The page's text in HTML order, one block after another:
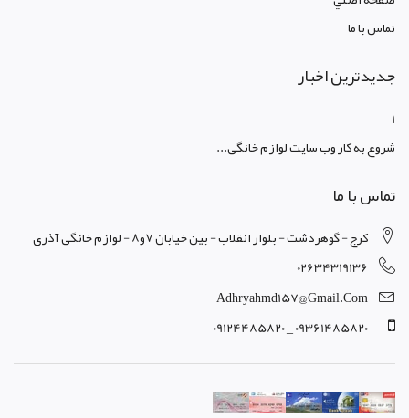
تماس با ما
جدیدترین اخبار
1
شروع به کار وب سایت لوازم خانگی...
تماس با ما
کرج - گوهردشت - بلوار انقلاب - بین خیابان 7و8 - لوازم خانگی آذری
02634319136
Adhryahmd157@gmail.com
09361485820 _ 09124485820